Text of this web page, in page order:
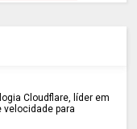
Cloudflare, líder em
velocidade para